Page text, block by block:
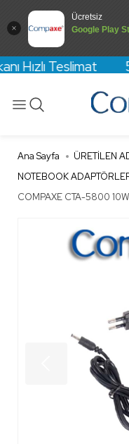
Ücretsiz
Google Play
Hızlı Teslimat
Ana Sayfa
ÜRETİLEN
NOTEBOOK
COMPAXE CTA-5800